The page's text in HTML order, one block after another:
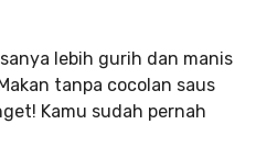
lebih gurih dan manis
tanpa cocolan saus
Kamu sudah pernah